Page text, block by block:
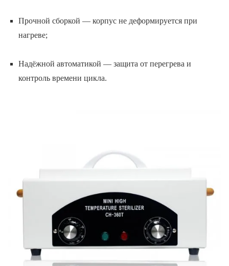
Прочной сборкой — корпус не деформируется при
нагреве;
Надёжной автоматикой — защита от перегрева и
контроль времени цикла.